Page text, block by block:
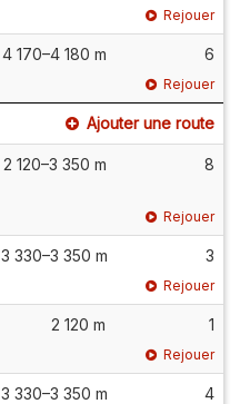
Rejouer
4 170–4 180 m 6
Rejouer
Ajouter une route
2 120–3 350 m 8
Rejouer
3 330–3 350 m 3
Rejouer
2 120 m 1
Rejouer
3 330–3 350 m 4